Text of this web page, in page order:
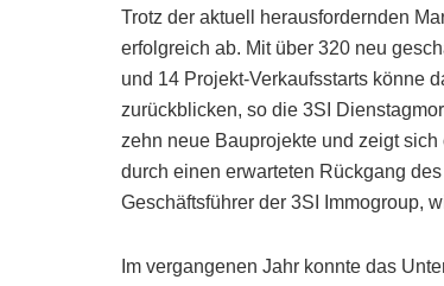
Trotz der aktuell herausfordernden
erfolgreich ab. Mit über 320 neu
und 14 Projekt-Verkaufsstarts könne
zurückblicken, so die 3SI
zehn neue Bauprojekte und zeigt
durch einen erwarteten Rückgang
Geschäftsführer der 3SI Immogroup,
Im vergangenen Jahr konnte das